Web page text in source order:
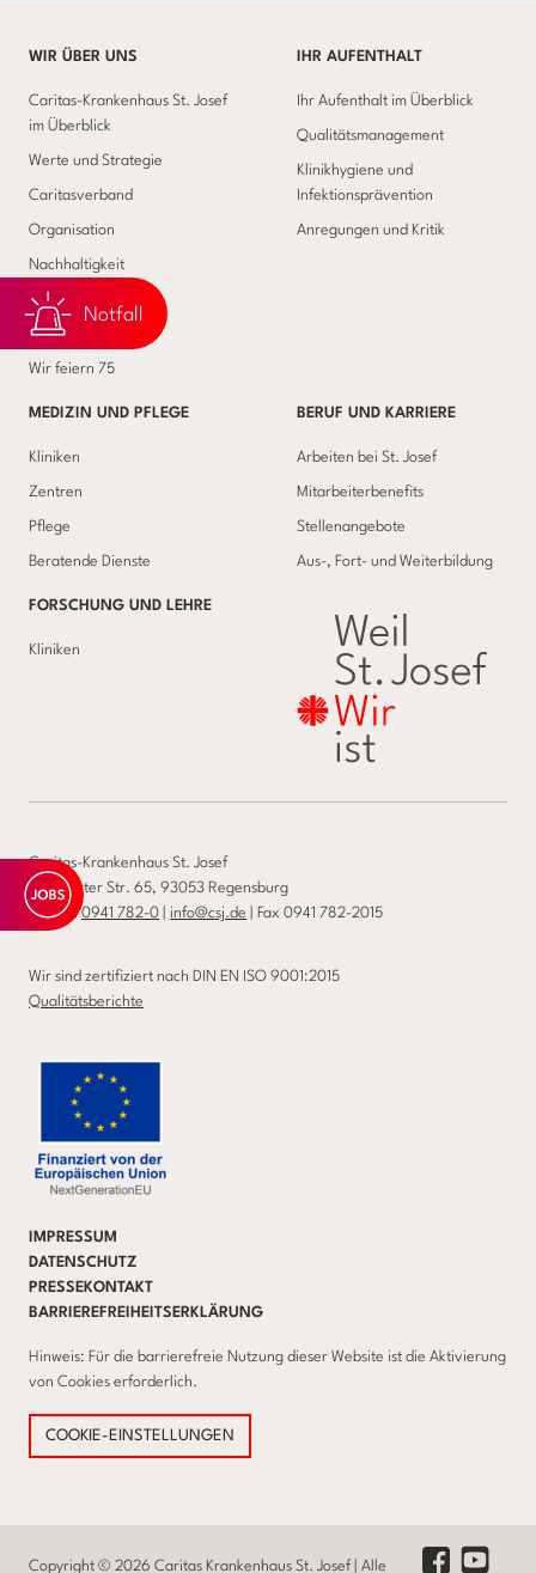
WIR ÜBER UNS
Caritas-Krankenhaus St. Josef
im Überblick
Werte und Strategie
Caritasverband
Organisation
Nachhaltigkeit
Förderverein
Wir bauen Zukunft
Wir feiern 75
IHR AUFENTHALT
Ihr Aufenthalt im Überblick
Qualitätsmanagement
Klinikhygiene und
Infektionsprävention
Anregungen und Kritik
MEDIZIN UND PFLEGE
Kliniken
Zentren
Pflege
Beratende Dienste
BERUF UND KARRIERE
Arbeiten bei St. Josef
Mitarbeiterbenefits
Stellenangebote
Aus-, Fort- und Weiterbildung
FORSCHUNG UND LEHRE
Kliniken
Caritas-Krankenhaus St. Josef
Landshuter Str. 65, 93053 Regensburg
Telefon0941 782-0 info@csj.de | Fax 0941 782-2015
Wir sind zertifiziert nach DIN EN ISO 9001:2015
Qualitätsberichte
IMPRESSUM
DATENSCHUTZ
PRESSEKONTAKT
BARRIEREFREIHEITSERKLÄRUNG
Hinweis: Für die barrierefreie Nutzung dieser Website ist die Aktivierung
von Cookies erforderlich.
COOKIE-EINSTELLUNGEN
Copyright © 2026 Caritas Krankenhaus St. Josef | Alle
Facebook Link
Youtube
Notfall